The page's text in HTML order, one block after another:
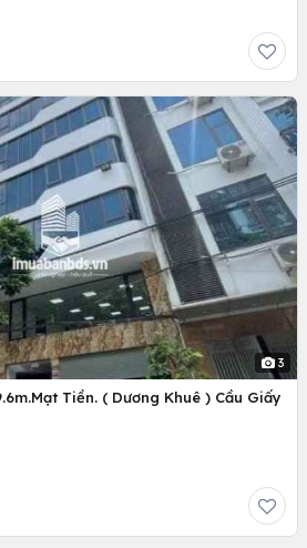
3
Tiền. ( Dương Khuê ) Cầu Giấy